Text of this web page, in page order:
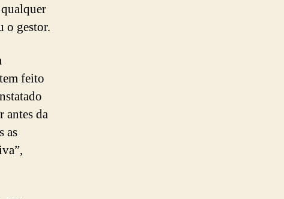
o gestor.
feito
antes da
as